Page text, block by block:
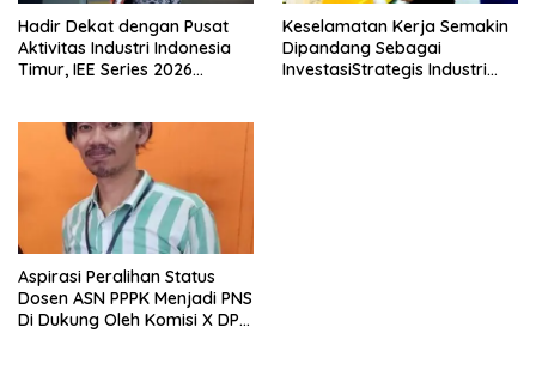
Hadir Dekat dengan Pusat
Aktivitas Industri Indonesia
Timur, IEE Series 2026
Keselamatan Kerja Semakin
Dipandang Sebagai
InvestasiStrategis Industri
Aspirasi Peralihan Status
Dosen ASN PPPK Menjadi PNS
Di Dukung Oleh Komisi X DPR